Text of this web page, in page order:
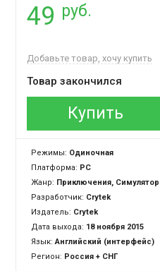
49 руб.
Добавьте товар, хочу купить
Товар закончился
Купить
Режимы: Одиночная
Платформа: PC
Жанр: Приключения, Симулятор
Разработчик: Crytek
Издатель: Crytek
Дата выхода: 18 ноября 2015
Язык:Английский (интерфейс)
Регион: Россия + СНГ